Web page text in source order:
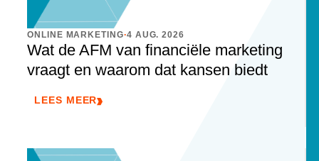
ONLINE MARKETING.4 AUG. 2026
Wat de AFM van financiële marketing
vraagt en waarom dat kansen biedt
LEES MEER